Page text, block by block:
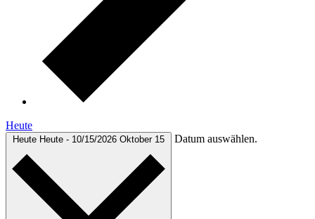
Heute
Heute Heute - 10/15/2026 Oktober 15 Datum auswählen.